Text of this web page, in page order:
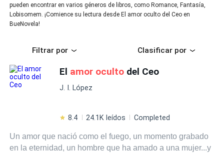
pueden encontrar en varios géneros de libros, como Romance, Fantasía,
Lobisomem. ¡Comience su lectura desde El amor oculto del Ceo en
BueNovela!
Filtrar por Clasificar por
El amor oculto del Ceo
J. I. López
8.4 24.1K leídos Completed
Un amor que nació como el fuego, un momento grabado
en la eternidad, un hombre que ha amado a una mujer...y